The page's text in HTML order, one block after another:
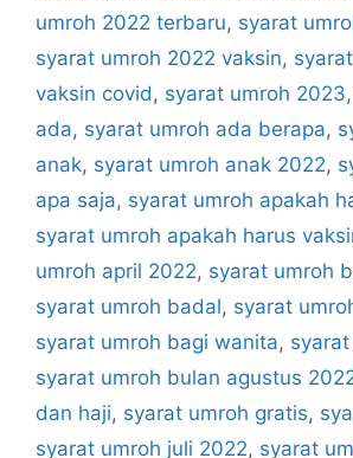
umroh 2022 terbaru, syarat
syarat umroh 2022 vaksin,
vaksin covid , syarat umroh 2023,
ada, syarat umroh ada berapa,
anak, syarat umroh anak 2022,
apa saja, syarat umroh apakah
syarat umroh apakah harus
umroh april 2022, syarat umroh
syarat umroh badal, syarat
syarat umroh bagi wanita,
syarat umroh bulan agustus
dan haji, syarat umroh gratis,
syarat umroh juli 2022, syarat